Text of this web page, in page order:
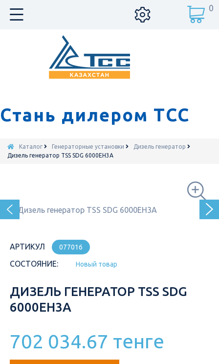
Стань дилером ТСС
0
Каталог Генераторные установки
Дизель генератор
Дизель генератор TSS SDG 6000EH3A
АРТИКУЛ 077016
СОСТОЯНИЕ: Новый товар
ДИЗЕЛЬ ГЕНЕРАТОР TSS SDG
6000EH3A
702 034.67 тенге